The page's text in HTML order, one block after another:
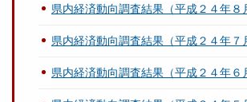
県内経済動向調査結果（平成２４年８
県内経済動向調査結果（平成２４年７
県内経済動向調査結果（平成２４年６